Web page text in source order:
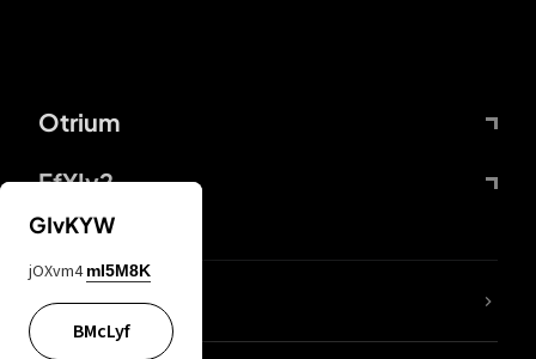
Otrium
FfYIy2
ZbBJcb
GIvKYW
jOXvm4 mI5M8K
BMcLyf